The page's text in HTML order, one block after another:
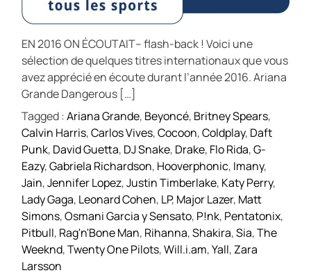
EN 2016 ON ÉCOUTAIT– flash-back ! Voici une
sélection de quelques titres internationaux que vous
avez apprécié en écoute durant l’année 2016. Ariana
Grande Dangerous […]
Tagged :Ariana Grande, Beyoncé, Britney Spears,
Calvin Harris,Carlos Vives,Cocoon,Coldplay, Daft
Punk, David Guetta, DJ Snake, Drake, Flo Rida,G-
Eazy,Gabriela Richardson, Hooverphonic, Imany,
Jain,Jennifer Lopez,Justin Timberlake, Katy Perry,
Lady Gaga, Leonard Cohen, LP, Major Lazer, Matt
Simons,Osmani Garcia y Sensato, P!nk, Pentatonix,
Pitbull, Rag'n'Bone Man, Rihanna,Shakira,Sia,The
Weeknd,Twenty One Pilots,Will.i.am,Yall, Zara
Larsson